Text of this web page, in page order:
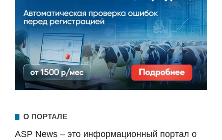
О ПОРТАЛЕ
ASP News – это информационный портал о